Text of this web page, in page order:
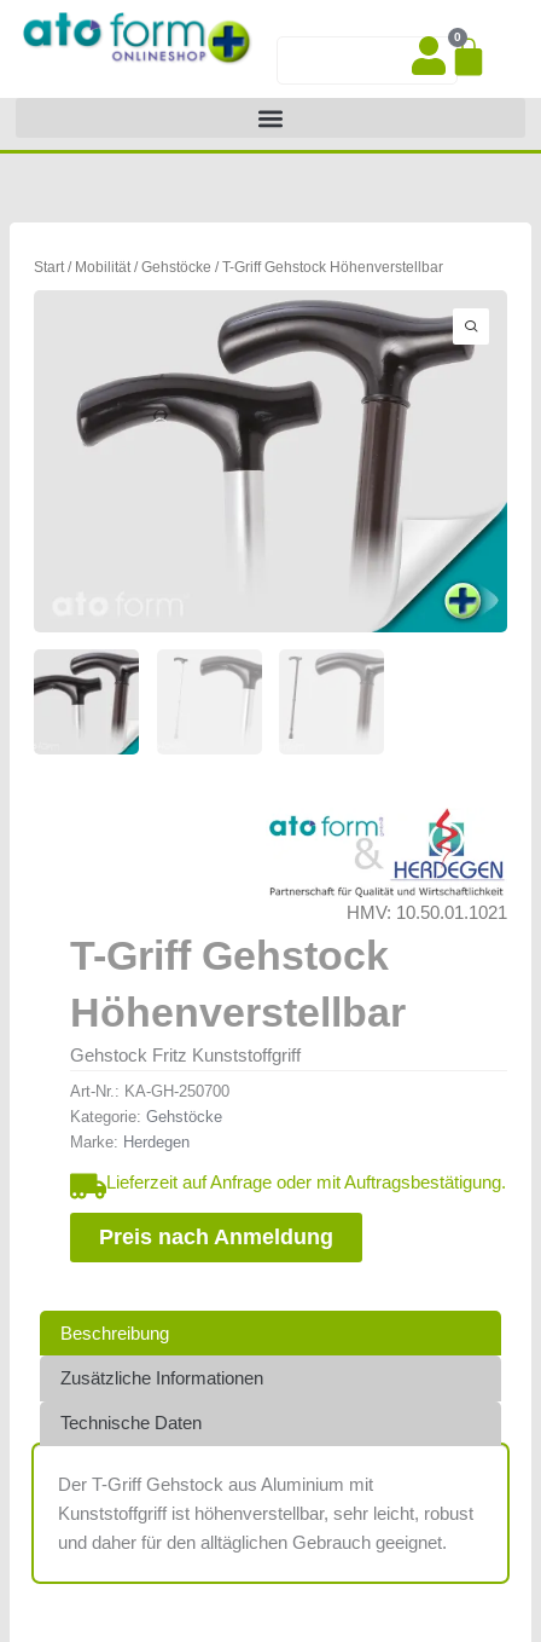
Inhalt
0
Start/ Mobilität/Gehstöcke / T-Griff Gehstock Höhenverstellbar
HMV: 10.50.01.1021
T-Griff Gehstock
Höhenverstellbar
Gehstock Fritz Kunststoffgriff
Art-Nr.: KA-GH-250700
Kategorie: Gehstöcke
Marke: Herdegen
Lieferzeit auf Anfrage oder mit Auftragsbestätigung.
Preis nach Anmeldung
Beschreibung
Zusätzliche Informationen
Technische Daten
Der T-Griff Gehstock aus Aluminium mit
Kunststoffgriff ist höhenverstellbar, sehr leicht, robust
und daher für den alltäglichen Gebrauch geeignet.